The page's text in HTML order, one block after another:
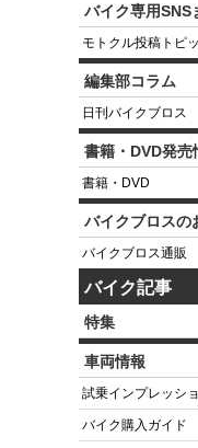
バイク専用SNS
モトクル投稿トピ
編集部コラム
日刊バイクブロス
書籍・DVD発売
書籍・DVD
バイクブロスの
バイクブロス通販
バイク記事
特集
車両情報
試乗インプレッシ
バイク購入ガイド